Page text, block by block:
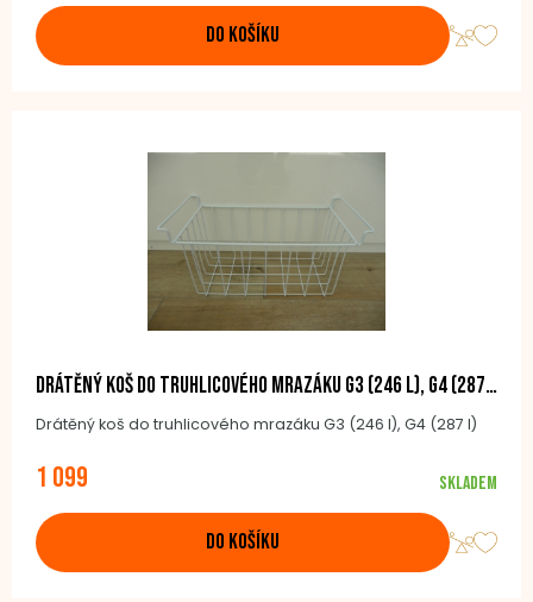
DO KOŠÍKU
Drátěný koš do truhlicového mrazáku G3 (246 l), G4 (287 l)
Drátěný koš do truhlicového mrazáku G3 (246 l), G4 (287 l)
1 099 Skladem
DO KOŠÍKU